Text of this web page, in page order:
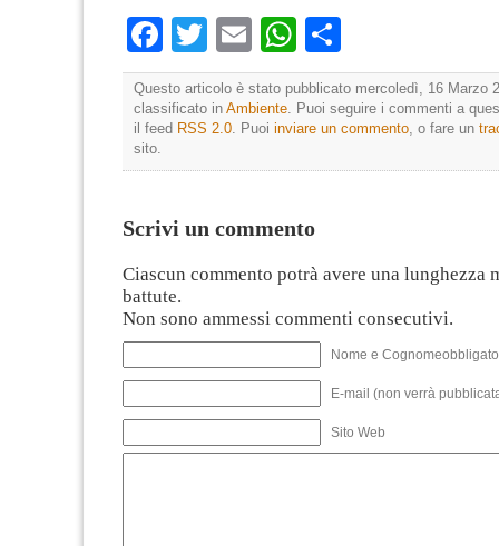
Facebook
TwitterEmailWhatsApp
Questo articolo è stato pubblicato mercoledì, 16 Marzo
classificato in Ambiente. Puoi seguire i commenti a
il feed RSS 2.0. Puoi inviare un commento, o fare un
sito.
Scrivi un commento
Ciascun commento potrà avere una lunghezza
battute.
Non sono ammessi commenti consecutivi.
Nome e
E-mail (non verrà
Sito Web